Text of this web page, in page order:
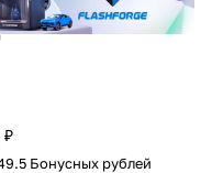
₽
Бонусных рублей